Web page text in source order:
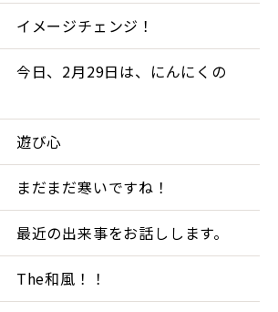
イメージチェンジ！
今日、2月29日は、にんにくの
遊び心
まだまだ寒いですね！
最近の出来事をお話しします。
The和風！！